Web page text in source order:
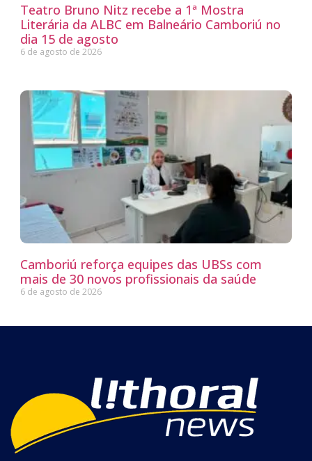
Teatro Bruno Nitz recebe a 1ª Mostra
Literária da ALBC em Balneário Camboriú no
dia 15 de agosto
6 de agosto de 2026
Camboriú reforça equipes das UBSs com
mais de 30 novos profissionais da saúde
6 de agosto de 2026